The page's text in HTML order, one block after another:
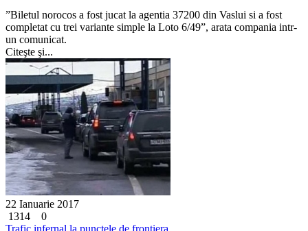
”Biletul norocos a fost jucat la agentia 37200 din Vaslui si a fost
completat cu trei variante simple la Loto 6/49”, arata compania intr-
un comunicat.
Citeşte şi...
22 Ianuarie 2017
1314
0
Trafic infernal la punctele de frontiera